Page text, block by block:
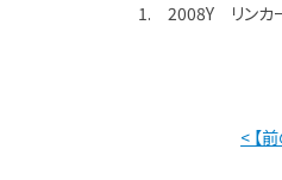
1. 2008Y リンカ
< 【